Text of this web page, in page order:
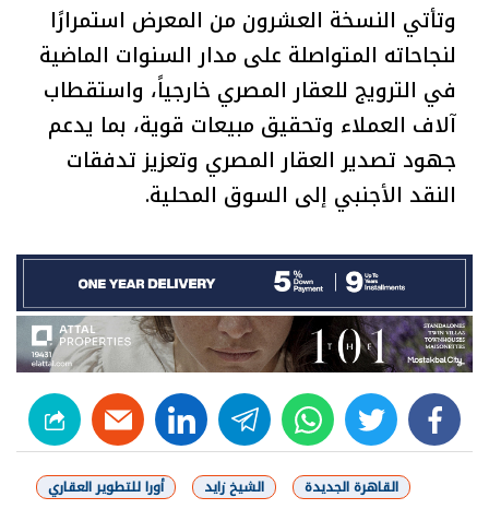
وتأتي النسخة العشرون من المعرض استمرارًا
لنجاحاته المتواصلة على مدار السنوات الماضية
في الترويج للعقار المصري خارجياً، واستقطاب
آلاف العملاء وتحقيق مبيعات قوية، بما يدعم
جهود تصدير العقار المصري وتعزيز تدفقات
النقد الأجنبي إلى السوق المحلية.
facebook
twitter
whats
telegram
linkedin
القاهرة الجديدة الشيخ زايد
أورا للتطوير العقاري